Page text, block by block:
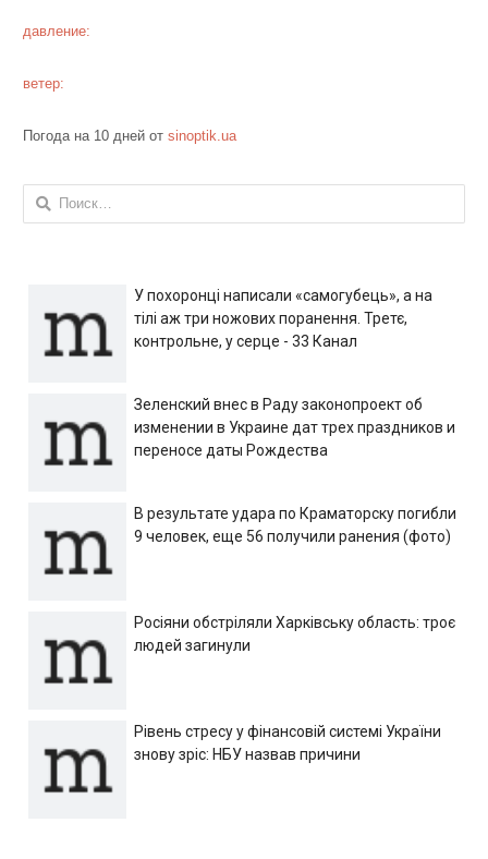
давление:
ветер:
Погода на 10 дней от sinoptik.ua
Найти:
У похоронці написали «самогубець», а на
тілі аж три ножових поранення. Третє,
контрольне, у серце - 33 Канал
Зеленский внес в Раду законопроект об
изменении в Украине дат трех праздников и
переносе даты Рождества
В результате удара по Краматорску погибли
9 человек, еще 56 получили ранения (фото)
Росіяни обстріляли Харківську область: троє
людей загинули
Рівень стресу у фінансовій системі України
знову зріс: НБУ назвав причини